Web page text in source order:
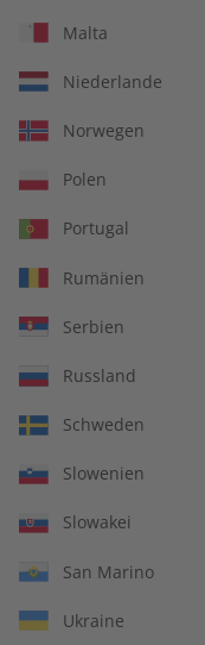
€ 149,90
écoute Übungsheft
€ 69,90
Malta
Niederlande
Norwegen
Polen
Portugal
Rumänien
Serbien
Russland
Schweden
Slowenien
Slowakei
San Marino
Ukraine